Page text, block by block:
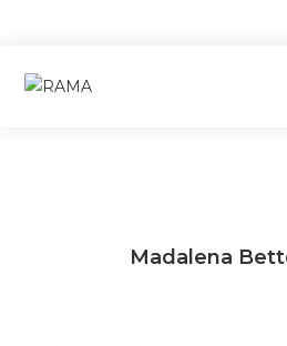
Madalena